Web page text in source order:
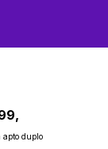
apto duplo